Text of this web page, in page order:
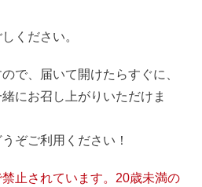
ください。
で、届いて開けたらすぐに、
にお召し上がりいただけま
ぞご利用ください！
止されています。20歳未満の